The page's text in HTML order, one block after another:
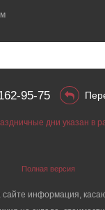
95-75
дни указан в
Полная версия
сайте информация,